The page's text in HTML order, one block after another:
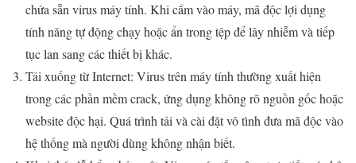
chứa sẵn virus máy tính. Khi cắm vào máy, mã độc lợi dụng
tính năng tự động chạy hoặc ẩn trong tệp để lây nhiễm và tiếp
tục lan sang các thiết bị khác.
Tải xuống từ Internet: Virus trên máy tính thường xuất hiện
trong các phần mềm crack, ứng dụng không rõ nguồn gốc hoặc
website độc hại. Quá trình tải và cài đặt vô tình đưa mã độc vào
hệ thống mà người dùng không nhận biết.